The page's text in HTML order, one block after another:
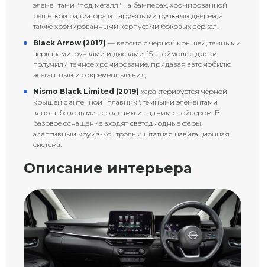
элементами "под металл" на бамперах, хромированной
решеткой радиатора и наружными ручками дверей, а
также хромированными корпусами боковых зеркал.
Black Arrow (2017) — версия с черной крышей, темными
зеркалами, ручками и дисками. 15-дюймовые диски
получили темное хромирование, придавая автомобилю
элегантный и современный вид.
Nismo Black Limited (2019) характеризуется черной
крышей с антенной "плавник", темными элементами
капота, боковыми зеркалами и задним спойлером. В
базовое оснащение входят светодиодные фары,
адаптивный круиз-контроль и штатная навигационная
система.
Описание интерьера